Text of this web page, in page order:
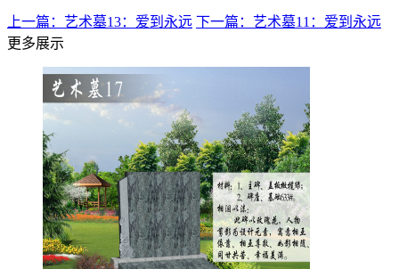
上一篇：艺术墓13：爱到永远 下一篇：艺术墓11：爱到永远
更多展示